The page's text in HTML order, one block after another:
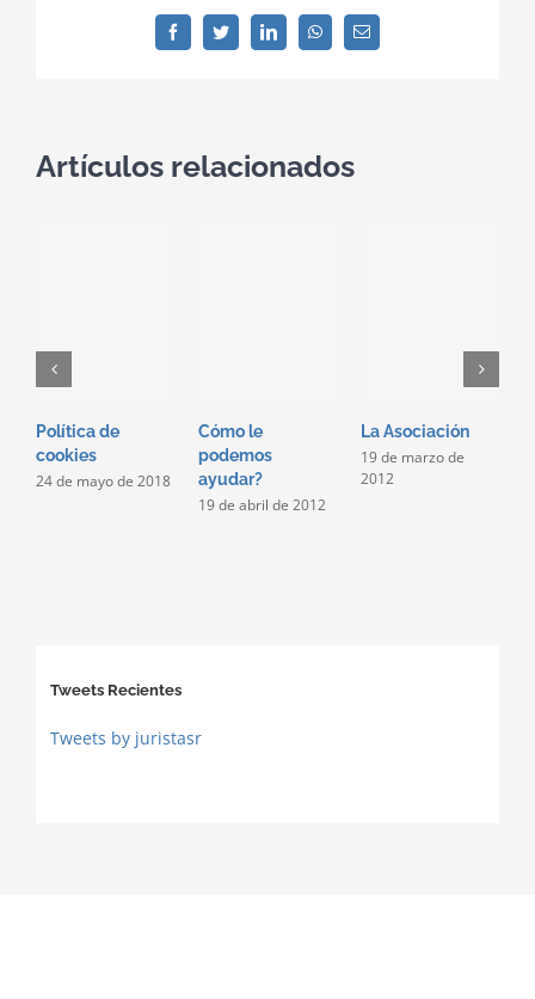
FacebookTwitterLinkedInWhatsAppCorreo
electrónico
Artículos relacionados
Política de
cookies
24 de mayo de 2018
Cómo le
podemos
ayudar?
19 de abril de 2012
La Asociación
19 de marzo de
2012
Tweets Recientes
Tweets by juristasr